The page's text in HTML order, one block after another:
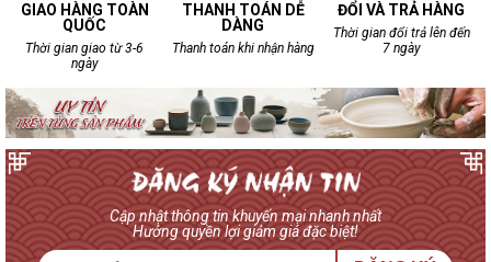
GIAO HÀNG TOÀN
QUỐC
Thời gian giao từ 3-6
ngày
THANH TOÁN DỄ
DÀNG
Thanh toán khi nhận hàng
ĐỔI VÀ TRẢ HÀNG
Thời gian đổi trả lên đến
7 ngày
Cập nhật thông tin khuyến mại nhanh nhất
Hưởng quyền lợi giảm giá đặc biệt!